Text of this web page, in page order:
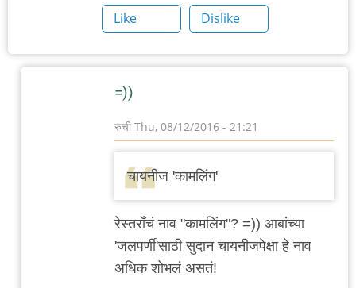
Like
Dislike
=))
रुची Thu, 08/12/2016 - 21:21
reply
to
संतोष
च्या
चायनीज 'कामलिंग'
रेस्तराँचं नाव "कामलिंग"? =)) आबांच्या
'जलपर्णी'साठी सुदान चायनीजपेक्षा हे नाव
अधिक शोभलं असतं!